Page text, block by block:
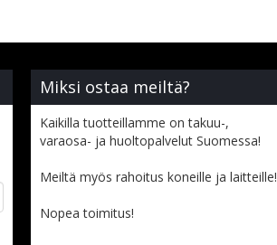
Miksi ostaa meiltä?
Kaikilla tuotteillamme on takuu-,
varaosa- ja huoltopalvelut Suomessa!
Meiltä myös rahoitus koneille ja laitteille!
Nopea toimitus!